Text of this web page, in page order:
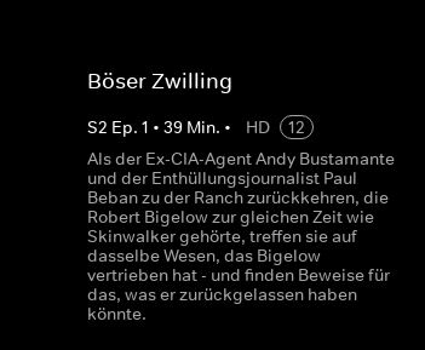
Böser Zwilling
S2 Ep. 1 • 39 Min. • HD
12
Als der Ex-CIA-Agent Andy Bustamante
und der Enthüllungsjournalist Paul
Beban zu der Ranch zurückkehren, die
Robert Bigelow zur gleichen Zeit wie
Skinwalker gehörte, treffen sie auf
dasselbe Wesen, das Bigelow
vertrieben hat - und finden Beweise für
das, was er zurückgelassen haben
könnte.